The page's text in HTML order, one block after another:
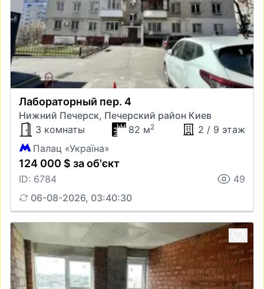
Лабораторный пер. 4
Нижний Печерск, Печерский район Киев
3 комнаты
82 м2
2 / 9 этаж
Палац «Україна»
124 000 $ за об'єкт
ID: 6784
49
06-08-2026, 03:40:30